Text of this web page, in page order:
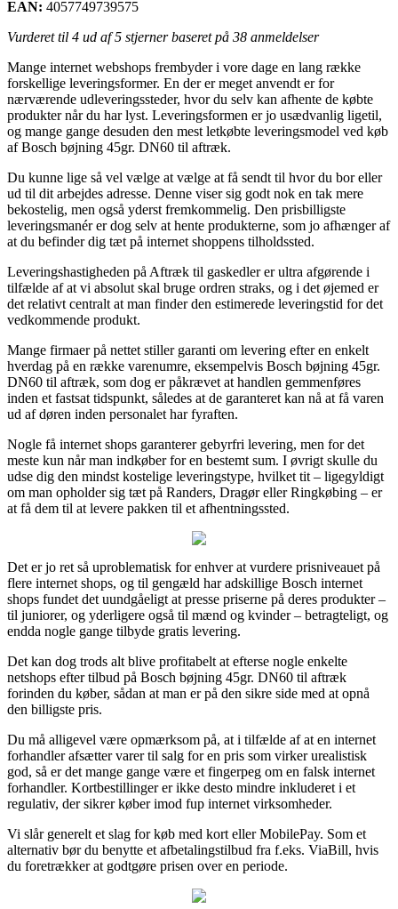
EAN: 4057749739575
Vurderet til 4 ud af 5 stjerner baseret på 38 anmeldelser
Mange internet webshops frembyder i vore dage en lang række
forskellige leveringsformer. En der er meget anvendt er for
nærværende udleveringssteder, hvor du selv kan afhente de købte
produkter når du har lyst. Leveringsformen er jo usædvanlig ligetil,
og mange gange desuden den mest letkøbte leveringsmodel ved køb
af Bosch bøjning 45gr. DN60 til aftræk.
Du kunne lige så vel vælge at vælge at få sendt til hvor du bor eller
ud til dit arbejdes adresse. Denne viser sig godt nok en tak mere
bekostelig, men også yderst fremkommelig. Den prisbilligste
leveringsmanér er dog selv at hente produkterne, som jo afhænger af
at du befinder dig tæt på internet shoppens tilholdssted.
Leveringshastigheden på Aftræk til gaskedler er ultra afgørende i
tilfælde af at vi absolut skal bruge ordren straks, og i det øjemed er
det relativt centralt at man finder den estimerede leveringstid for det
vedkommende produkt.
Mange firmaer på nettet stiller garanti om levering efter en enkelt
hverdag på en række varenumre, eksempelvis Bosch bøjning 45gr.
DN60 til aftræk, som dog er påkrævet at handlen gemmenføres
inden et fastsat tidspunkt, således at de garanteret kan nå at få varen
ud af døren inden personalet har fyraften.
Nogle få internet shops garanterer gebyrfri levering, men for det
meste kun når man indkøber for en bestemt sum. I øvrigt skulle du
udse dig den mindst kostelige leveringstype, hvilket tit – ligegyldigt
om man opholder sig tæt på Randers, Dragør eller Ringkøbing – er
at få dem til at levere pakken til et afhentningssted.
Det er jo ret så uproblematisk for enhver at vurdere prisniveauet på
flere internet shops, og til gengæld har adskillige Bosch internet
shops fundet det uundgåeligt at presse priserne på deres produkter –
til juniorer, og yderligere også til mænd og kvinder – betragteligt, og
endda nogle gange tilbyde gratis levering.
Det kan dog trods alt blive profitabelt at efterse nogle enkelte
netshops efter tilbud på Bosch bøjning 45gr. DN60 til aftræk
forinden du køber, sådan at man er på den sikre side med at opnå
den billigste pris.
Du må alligevel være opmærksom på, at i tilfælde af at en internet
forhandler afsætter varer til salg for en pris som virker urealistisk
god, så er det mange gange være et fingerpeg om en falsk internet
forhandler. Kortbestillinger er ikke desto mindre inkluderet i et
regulativ, der sikrer køber imod fup internet virksomheder.
Vi slår generelt et slag for køb med kort eller MobilePay. Som et
alternativ bør du benytte et afbetalingstilbud fra f.eks. ViaBill, hvis
du foretrækker at godtgøre prisen over en periode.